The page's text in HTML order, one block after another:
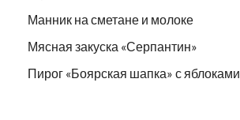
Манник на сметане и молоке
Мясная закуска «Серпантин»
Пирог «Боярская шапка» с яблоками